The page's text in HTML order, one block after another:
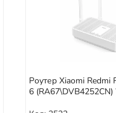
Роутер Xiaomi
6